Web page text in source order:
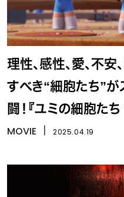
理性、感性、愛、不
すべき“細胞たち”が
闘！『ユミの細胞た
MOVIE 2025.04.19